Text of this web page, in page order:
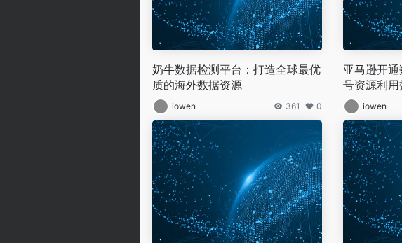
奶牛数据检测平台：打造全球最优
质的海外数据资源
iowen 361 0
亚马逊开
号资源利用
iowen